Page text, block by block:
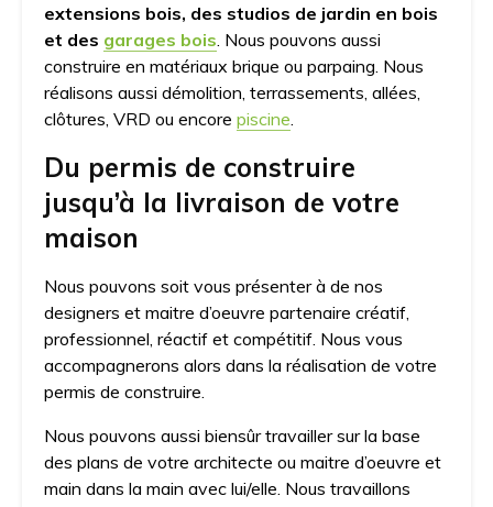
extensions bois, des studios de jardin en bois
et des garages bois . Nous pouvons aussi
construire en matériaux brique ou parpaing. Nous
réalisons aussi démolition, terrassements, allées,
clôtures, VRD ou encore piscine
Du permis de construire
jusqu’à la livraison de votre
maison
Nous pouvons soit vous présenter à de nos
designers et maitre d’oeuvre partenaire créatif,
professionnel, réactif et compétitif. Nous vous
accompagnerons alors dans la réalisation de votre
permis de construire.
Nous pouvons aussi biensûr travailler sur la base
des plans de votre architecte ou maitre d’oeuvre et
main dans la main avec lui/elle. Nous travaillons